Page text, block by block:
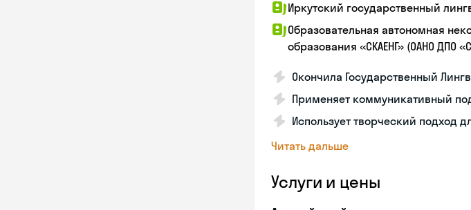
Иркутский государственный
Образовательная автономная
образования «СКАЕНГ» (ОАНО ДПО
Окончила Государственный
Применяет коммуникативный
Использует творческий подход
Читать дальше
Услуги и цены